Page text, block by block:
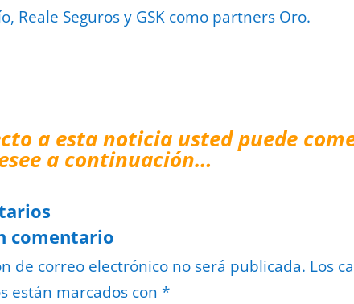
Reale Seguros y GSK como partners Oro.
a esta noticia usted puede
a continuación…
comentario
de correo electrónico no será publicada. Los
están marcados con *